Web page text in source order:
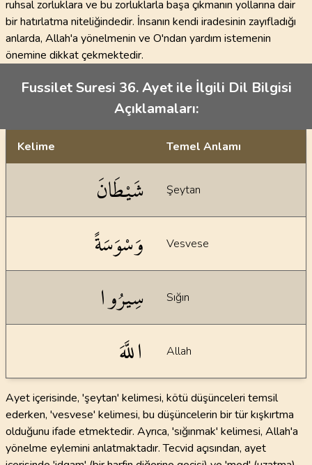
ruhsal zorluklara ve bu zorluklarla başa çıkmanın yollarına dair
bir hatırlatma niteliğindedir. İnsanın kendi iradesinin zayıfladığı
anlarda, Allah'a yönelmenin ve O'ndan yardım istemenin
önemine dikkat çekmektedir.
Fussilet Suresi 36. Ayet ile İlgili Dil Bilgisi
Açıklamaları:
Kelime Temel Anlamı
شَيْطَانَ Şeytan
وَسْوَسَةً Vesvese
سِيرُوا Sığın
اللَّهَ Allah
Ayet içerisinde, 'şeytan' kelimesi, kötü düşünceleri temsil
ederken, 'vesvese' kelimesi, bu düşüncelerin bir tür kışkırtma
olduğunu ifade etmektedir. Ayrıca, 'sığınmak' kelimesi, Allah'a
yönelme eylemini anlatmaktadır. Tecvid açısından, ayet